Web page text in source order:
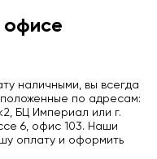
офисе
наличными, вы всегда
по адресам:
БЦ Империал или г.
6, офис 103. Наши
оплату и оформить